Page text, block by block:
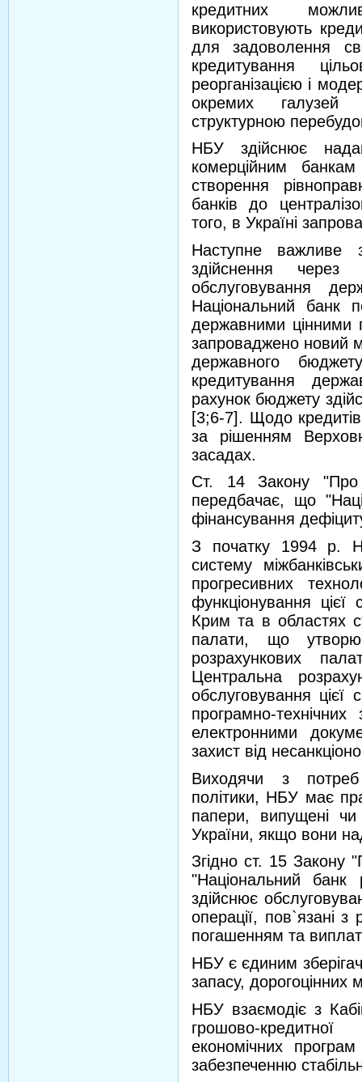
кредитних
використовують
для задоволення
кредитування
реорганізацією і
окремих галузей
структурною
НБУ здійснює
комерційним
створення
банків до
того, в Україні
Наступне важливе
здійснення через
обслуговування
Національний банк
державними цінними
запроваджено новий
державного
кредитування
рахунок бюджету
[3;6-7]. Щодо
за рішенням
засадах.
Ст. 14 Закону "Про
передбачає, що
фінансування
З початку 1994 р.
систему
прогресивних
функціонування цієї
Крим та в областях
палати, що
розрахункових
Центральна
обслуговування цієї
програмно-
електронними
захист від
Виходячи з потреб
політики, НБУ має
папери, випущені чи
України, якщо вони
Згідно ст. 15 Закону
"Національний
здійснює
операції, пов`язані
погашенням та
НБУ є єдиним
запасу, дорогоцінних
НБУ взаємодіє з
грошово-
економічних
забезпеченню